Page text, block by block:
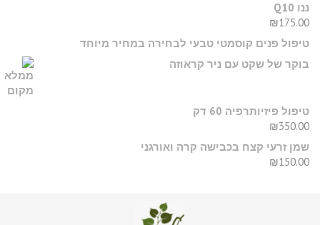
ננו Q10
₪175.00
טיפול פנים קוסמטי טבעי לבחירה במחיר מיוחד
בוקר של שקט עם ניר קראוזה
טיפול פיזיותרפיה 60 דק
₪350.00
שמן זרעי קצח בכבישה קרה ואורגני
₪150.00